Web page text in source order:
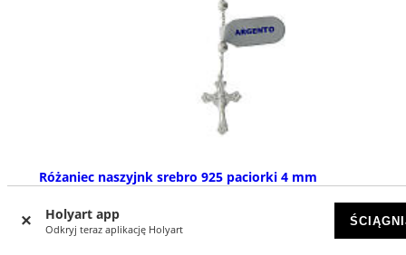
Holyart app
Odkryj teraz aplikację Holyart
Różaniec naszyjnk srebro 925 paciorki 4 mm